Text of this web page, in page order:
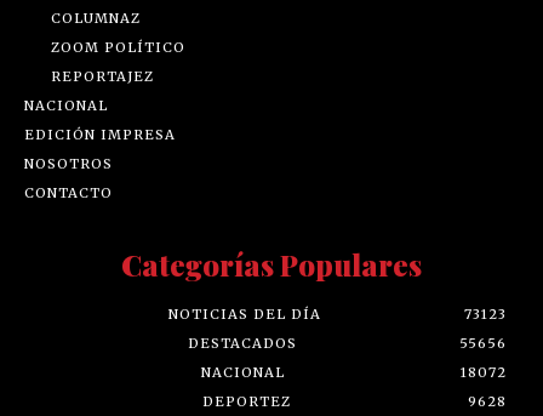
COLUMNAZ
ZOOM POLÍTICO
REPORTAJEZ
NACIONAL
EDICIÓN IMPRESA
NOSOTROS
CONTACTO
Categorías Populares
NOTICIAS DEL DÍA
73123
DESTACADOS
55656
NACIONAL
18072
DEPORTEZ
9628